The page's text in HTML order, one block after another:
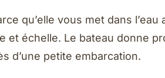
qu’elle vous met dans l’eau
et échelle. Le bateau donne
d’une petite embarcation.